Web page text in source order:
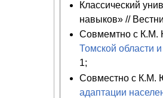
Классический
навыков» //
Совмемтно с
Томской области
1;
Совместно с
адаптации